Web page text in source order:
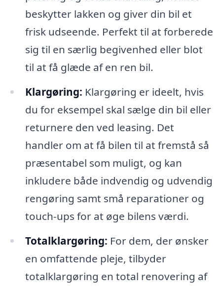
beskytter lakken og giver din bil et
frisk udseende. Perfekt til at forberede
sig til en særlig begivenhed eller blot
til at få glæde af en ren bil.
Klargøring: Klargøring er ideelt, hvis
du for eksempel skal sælge din bil eller
returnere den ved leasing. Det
handler om at få bilen til at fremstå så
præsentabel som muligt, og kan
inkludere både indvendig og udvendig
rengøring samt små reparationer og
touch-ups for at øge bilens værdi.
Totalklargøring: For dem, der ønsker
en omfattende pleje, tilbyder
totalklargøring en total renovering af